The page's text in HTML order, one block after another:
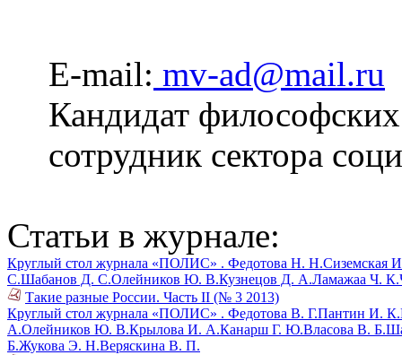
E-mail: mv-ad@mail.ru
Кандидат
сотрудник сектора
Статьи в журнале:
Круглый стол журнала «ПОЛИС» . Федотова Н. Н.Сиземская
С.Шабанов Д. С.Олейников Ю. В.Кузнецов Д. А.Ламажаа Ч. К.
Такие разные России. Часть II (№ 3 2013)
Круглый стол журнала «ПОЛИС» . Федотова В. Г.Пантин И. К.
А.Олейников Ю. В.Крылова И. А.Канарш Г. Ю.Власова В. Б.
Б.Жукова Э. Н.Веряскина В. П.